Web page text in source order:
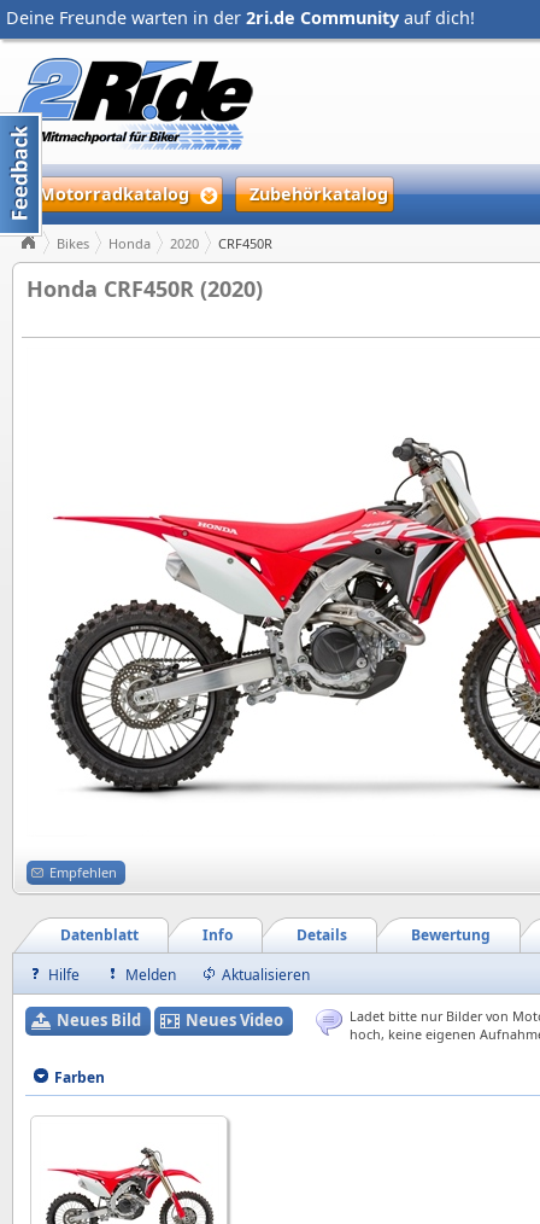
Deine Freunde warten in der 2ri.de Community auf dich!
Motorradkatalog Zubehörkatalog
Bikes Honda 2020 CRF450R
Honda CRF450R (2020)
Empfehlen
Bewertung
Details
Info
Datenblatt
Hilfe
Melden Aktualisieren
Neues Bild Neues Video
Ladet bitte nur Bilder von
hoch, keine eigenen
Farben